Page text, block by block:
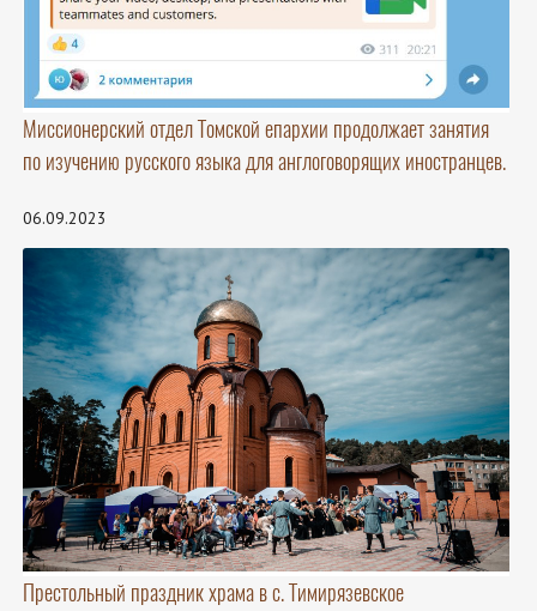
Миссионерский отдел Томской епархии продолжает занятия
по изучению русского языка для англоговорящих иностранцев.
06.09.2023
Престольный праздник храма в с. Тимирязевское